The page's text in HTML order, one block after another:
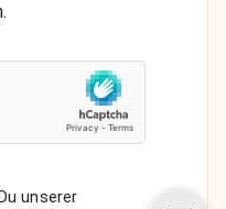
unserer